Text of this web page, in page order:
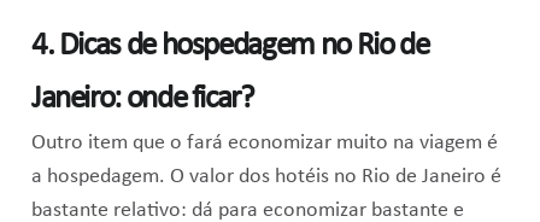
4. Dicas de hospedagem no Rio de
Janeiro: onde ficar?
Outro item que o fará economizar muito na viagem é
a hospedagem. O valor dos hotéis no Rio de Janeiro é
bastante relativo: dá para economizar bastante e